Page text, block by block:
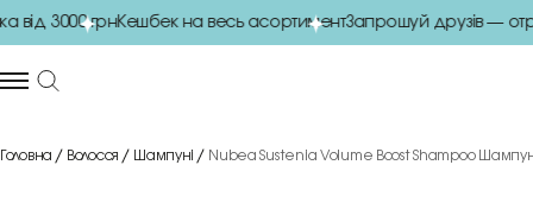
3000 грнКешбек на весь асортиментЗапрошуй друзів —
Головна Волосся Шампуні Nubea Sustenia Volume Boost Shampoo